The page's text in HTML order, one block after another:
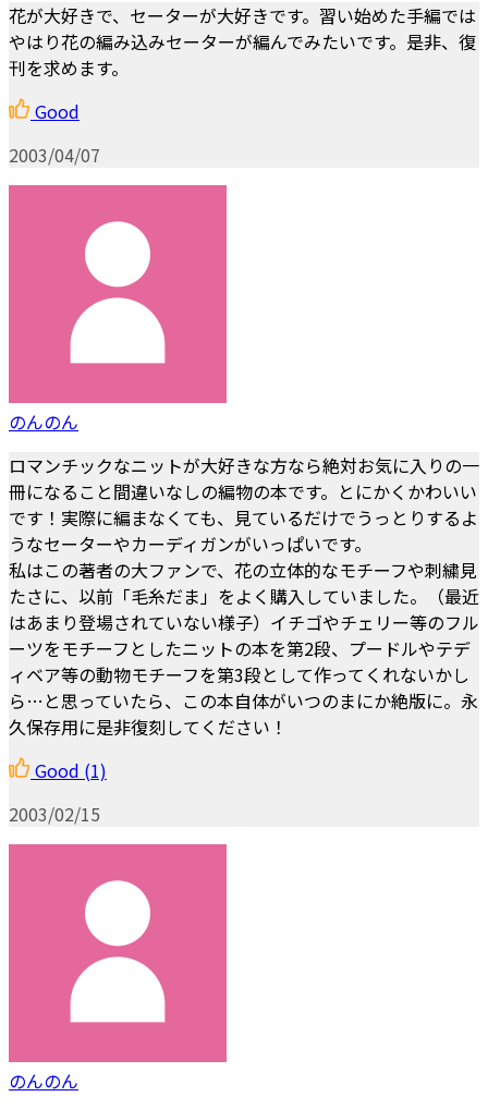
花が大好きで、セーターが大好きです。習い始めた手編では
やはり花の編み込みセーターが編んでみたいです。是非、復
刊を求めます。
Good
2003/04/07
のんのん
ロマンチックなニットが大好きな方なら絶対お気に入りの一
冊になること間違いなしの編物の本です。とにかくかわいい
です！実際に編まなくても、見ているだけでうっとりするよ
うなセーターやカーディガンがいっぱいです。
私はこの著者の大ファンで、花の立体的なモチーフや刺繍見
たさに、以前「毛糸だま」をよく購入していました。（最近
はあまり登場されていない様子）イチゴやチェリー等のフル
ーツをモチーフとしたニットの本を第2段、プードルやテデ
ィベア等の動物モチーフを第3段として作ってくれないかし
ら…と思っていたら、この本自体がいつのまにか絶版に。永
久保存用に是非復刻してください！
Good (1)
2003/02/15
のんのん